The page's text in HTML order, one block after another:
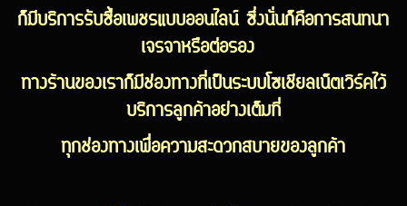
ก็มีบริการรับซื้อเพชรแบบออนไลน์ ซึ่งนั่นก็คือการสนทนา
เจรจาหรือต่อรอง
ทางร้านของเราก็มีช่องทางที่เป็นระบบโซเชียลเน็ตเวิร์คไว้
บริการลูกค้าอย่างเต็มที่
ทุกช่องทางเพื่อความสะดวกสบายของลูกค้า